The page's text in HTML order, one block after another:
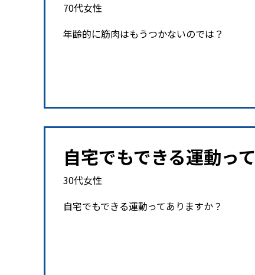
70代女性
年齢的に筋肉はもうつかないのでは？
自宅でもできる運動っ
30代女性
自宅でもできる運動ってありますか？